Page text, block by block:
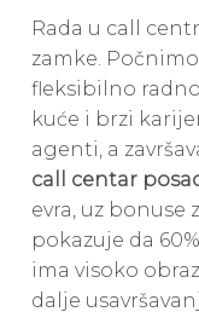
Rada u call
zamke.
fleksibilno
kuće i brzi
agenti, a
call centar
evra, uz bonuse
pokazuje da
ima visoko
dalje